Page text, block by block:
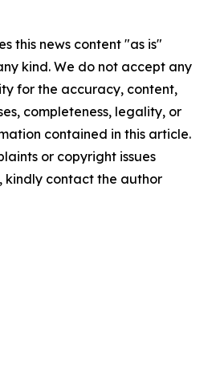
this news content "as is"
kind. We do not accept any
for the accuracy, content,
completeness, legality, or
contained in this article.
or copyright issues
kindly contact the author